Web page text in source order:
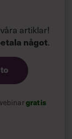
artiklar!
något.
gratis